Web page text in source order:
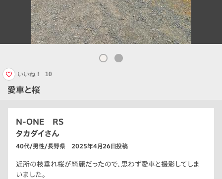
愛車と桜
いいね！ 10
N-ONE RS
タカダイさん
40代/男性/長野県 2025年4月26日投稿
近所の枝垂れ桜が綺麗だったので、思わず愛車と撮影してしま
いました。